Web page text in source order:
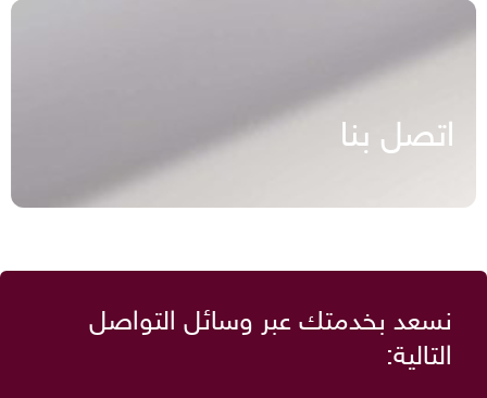
اتصل بنا
نسعد بخدمتك عبر وسائل التواصل
التالية: